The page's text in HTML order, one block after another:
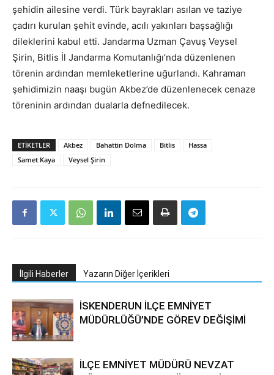
şehidin ailesine verdi. Türk bayrakları asılan ve taziye
çadırı kurulan şehit evinde, acılı yakınları başsağlığı
dileklerini kabul etti. Jandarma Uzman Çavuş Veysel
Şirin, Bitlis İl Jandarma Komutanlığı’nda düzenlenen
törenin ardından memleketlerine uğurlandı. Kahraman
şehidimizin naaşı bugün Akbez’de düzenlenecek cenaze
töreninin ardından dualarla defnedilecek.
ETIKETLER Akbez Bahattin Dolma Bitlis
Hassa
Samet Kaya
Veysel Şirin
İlgili Haberler Yazarın Diğer İçerikleri
İSKENDERUN İLÇE EMNİYET
MÜDÜRLÜĞÜ’NDE GÖREV DEĞİŞİMİ
İLÇE EMNİYET MÜDÜRÜ NEVZAT